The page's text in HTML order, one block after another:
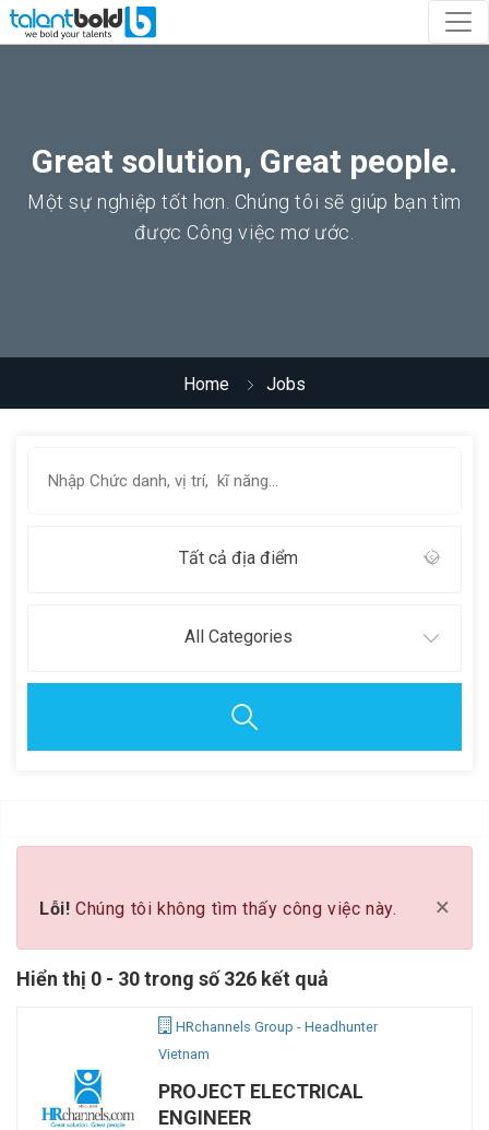
Great solution, Great people.
Một sự nghiệp tốt hơn. Chúng tôi sẽ giúp bạn tìm
được Công việc mơ ước.
Home Jobs
Tất cả địa điểm
All Categories
×
Lỗi! Chúng tôi không tìm thấy công việc này.
Hiển thị 0 - 30 trong số 326 kết quả
HRchannels Group - Headhunter
Vietnam
PROJECT ELECTRICAL
ENGINEER